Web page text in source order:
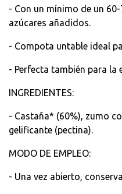
- Con un mínimo de un
azúcares añadidos.
- Compota untable ideal
- Perfecta también para la
INGREDIENTES:
- Castaña* (60%), zumo
gelificante (pectina).
MODO DE EMPLEO:
- Una vez abierto,